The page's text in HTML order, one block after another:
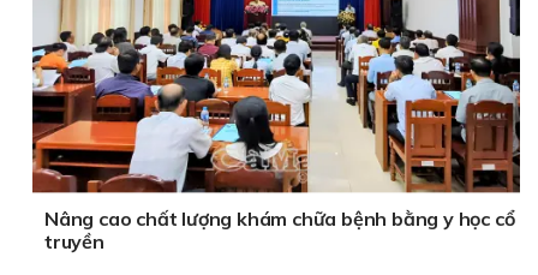
Nâng cao chất lượng khám chữa bệnh bằng y học cổ
truyền